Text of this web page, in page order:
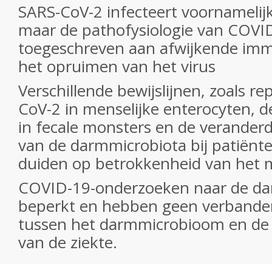
SARS-CoV-2 infecteert
maar de pathofysiologie van
toegeschreven aan afwijkende
het opruimen van het virus
Verschillende bewijslijnen, zoals
CoV-2 in menselijke enterocyten,
in fecale monsters en de
van de darmmicrobiota bij
duiden op betrokkenheid van het
COVID-19-onderzoeken naar de
beperkt en hebben geen
tussen het darmmicrobioom en
van de ziekte.